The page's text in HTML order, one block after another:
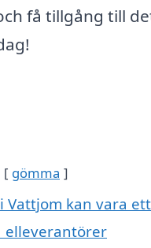
få tillgång till
gömma
kan vara
elleverantörer